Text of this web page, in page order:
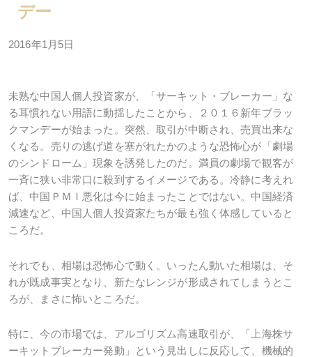
デー
2016年1月5日
未熟な中国人個人投資家が、「サーキット・ブレーカー」な
る耳慣れない用語に動揺したことから、２０１６新年ブラッ
クマンデーが始まった。突然、取引が中断され、売買出来な
くなる。売りの逃げ道を塞がれたかのような恐怖心が「劇場
のシンドローム」現象を誘発したのだ。満員の劇場で観客が
一斉に狭い非常口に殺到するイメージである。冷静に考えれ
ば、中国ＰＭＩ悪化は今に始まったことではない。中国経済
減速など、中国人個人投資家たちが最も強く体感していると
ころだ。
それでも、相場は恐怖心で動く。いったん動いた相場は、そ
れが既成事実となり、新たなレンジが形成されてしまうとこ
ろが、まさに怖いところだ。
特に、今の市場では、アルゴリズム高速取引が、「上海株サ
ーキットブレーカー発動」という見出しに反応して、機械的